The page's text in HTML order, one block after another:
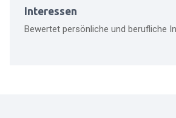
Interessen
Bewertet persönliche und berufliche